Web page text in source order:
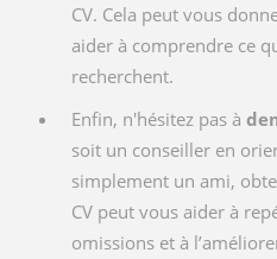
CV. Cela peut vous
aider à comprendre ce
recherchent.
Enfin, n'hésitez pas à
soit un conseiller en
simplement un ami,
CV peut vous aider à
omissions et à